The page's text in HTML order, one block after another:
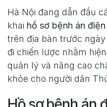
Hà Nội đang dẫn đầu
khai hồ sơ bệnh án
trên địa bàn trước ngày
đi chiến lược nhằm
quản lý và nâng cao
khỏe cho người dân